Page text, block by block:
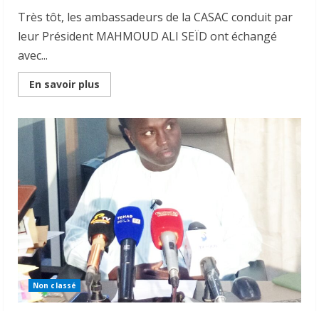
Très tôt, les ambassadeurs de la CASAC conduit par
leur Président MAHMOUD ALI SEÏD ont échangé
avec...
En savoir plus
more
Après
le
Centre
et
la
Coalition
des
Associations
de
la
Société
Civile
pour
des
Actions
Non classé